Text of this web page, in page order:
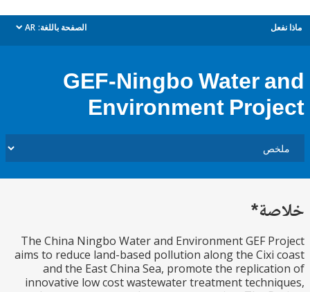
الصفحة باللغة: AR
dropdown
GEF-Ningbo Water
Environment
The China Ningbo Water and Environment GEF
aims to reduce land-based pollution along the
and the East China Sea, promote the
innovative low cost wastewater treatment